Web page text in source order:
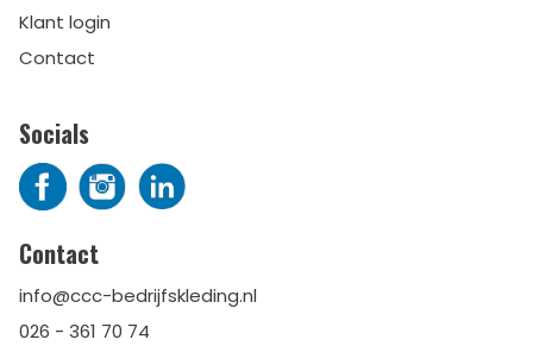
Klant login
Contact
Socials
Contact
info@ccc-bedrijfskleding.nl
026 - 361 70 74